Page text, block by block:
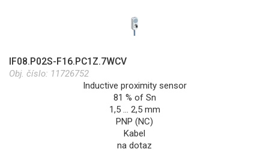
IF08.P02S-F16.PC1Z.7WCV
Obj. číslo: 11726752
Inductive proximity sensor
81 % of Sn
1,5 … 2,5 mm
PNP (NC)
Kabel
na dotaz